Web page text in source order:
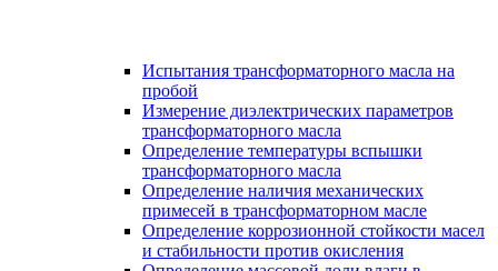
Испытания трансформаторного масла на
пробой
Измерение диэлектрических параметров
трансформаторного масла
Определение температуры вспышки
трансформаторного масла
Определение наличия механических
примесей в трансформаторном масле
Определение коррозионной стойкости масел
и стабильности против окисления